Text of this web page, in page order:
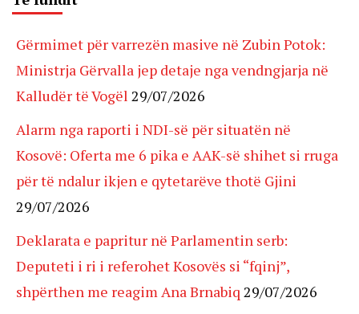
Gërmimet për varrezën masive në Zubin Potok:
Ministrja Gërvalla jep detaje nga vendngjarja në
Kalludër të Vogël 29/07/2026
Alarm nga raporti i NDI-së për situatën në
Kosovë: Oferta me 6 pika e AAK-së shihet si rruga
për të ndalur ikjen e qytetarëve thotë Gjini
29/07/2026
Deklarata e papritur në Parlamentin serb:
Deputeti i ri i referohet Kosovës si “fqinj”,
shpërthen me reagim Ana Brnabiq 29/07/2026